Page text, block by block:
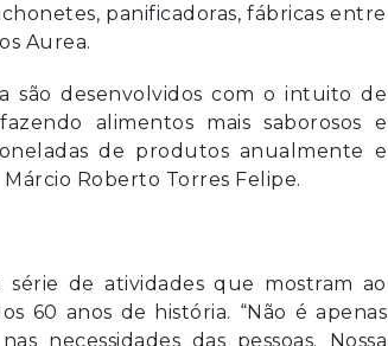
panificadoras, fábricas entre
Aurea.
desenvolvidos com o intuito de
alimentos mais saborosos e
de produtos anualmente e
Roberto Torres Felipe.
de atividades que mostram ao
60 anos de história. “Não é apenas
necessidades das pessoas. Nossa